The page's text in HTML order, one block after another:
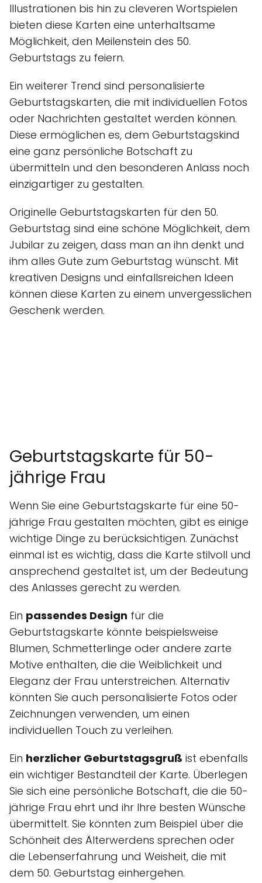
Illustrationen bis hin zu cleveren Wortspielen
bieten diese Karten eine unterhaltsame
Möglichkeit, den Meilenstein des 50.
Geburtstags zu feiern.
Ein weiterer Trend sind personalisierte
Geburtstagskarten, die mit individuellen Fotos
oder Nachrichten gestaltet werden können.
Diese ermöglichen es, dem Geburtstagskind
eine ganz persönliche Botschaft zu
übermitteln und den besonderen Anlass noch
einzigartiger zu gestalten.
Originelle Geburtstagskarten für den 50.
Geburtstag sind eine schöne Möglichkeit, dem
Jubilar zu zeigen, dass man an ihn denkt und
ihm alles Gute zum Geburtstag wünscht. Mit
kreativen Designs und einfallsreichen Ideen
können diese Karten zu einem unvergesslichen
Geschenk werden.
Geburtstagskarte für 50-
jährige Frau
Wenn Sie eine Geburtstagskarte für eine 50-
jährige Frau gestalten möchten, gibt es einige
wichtige Dinge zu berücksichtigen. Zunächst
einmal ist es wichtig, dass die Karte stilvoll und
ansprechend gestaltet ist, um der Bedeutung
des Anlasses gerecht zu werden.
Ein passendes Design für die
Geburtstagskarte könnte beispielsweise
Blumen, Schmetterlinge oder andere zarte
Motive enthalten, die die Weiblichkeit und
Eleganz der Frau unterstreichen. Alternativ
könnten Sie auch personalisierte Fotos oder
Zeichnungen verwenden, um einen
individuellen Touch zu verleihen.
Ein herzlicher Geburtstagsgruß ist ebenfalls
ein wichtiger Bestandteil der Karte. Überlegen
Sie sich eine persönliche Botschaft, die die 50-
jährige Frau ehrt und ihr Ihre besten Wünsche
übermittelt. Sie könnten zum Beispiel über die
Schönheit des Älterwerdens sprechen oder
die Lebenserfahrung und Weisheit, die mit
dem 50. Geburtstag einhergehen.